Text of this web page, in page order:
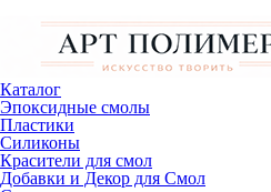
Каталог
Эпоксидные смолы
Пластики
Силиконы
Красители для смол
Добавки и Декор для Смол